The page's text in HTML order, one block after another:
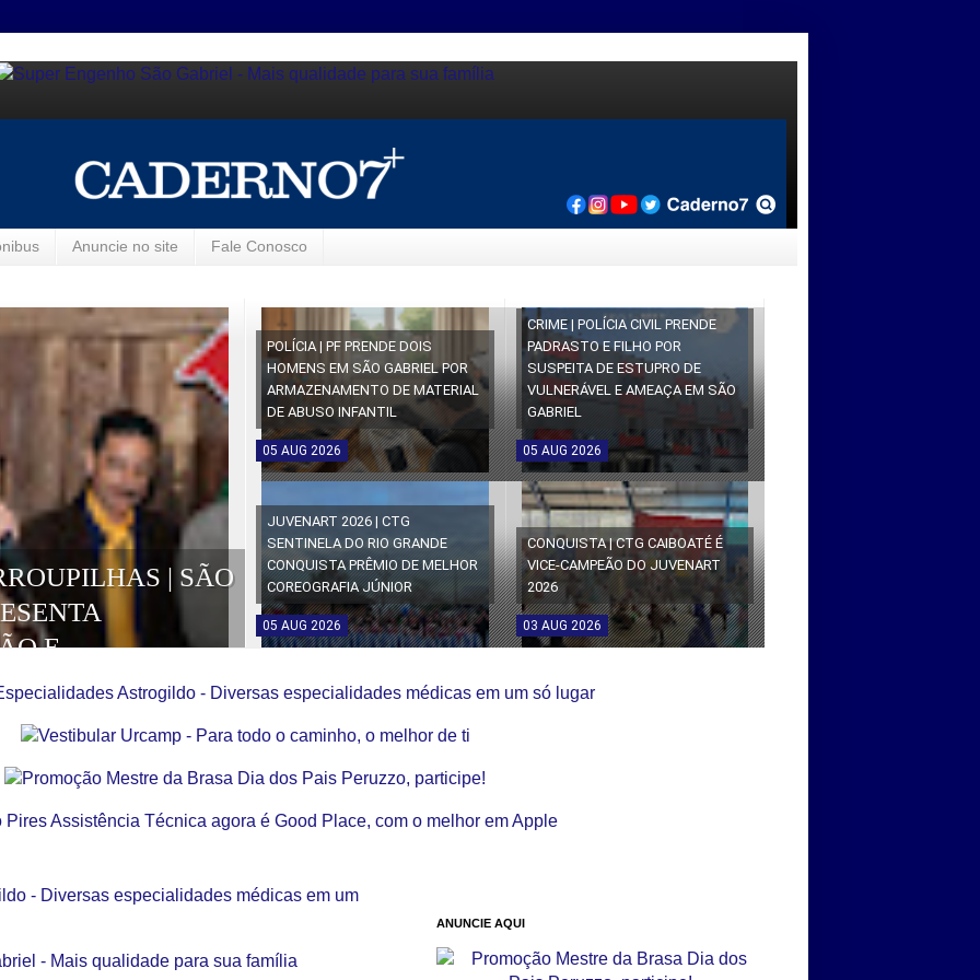
Anuncie no site Fale Conosco
| SÃO
E
DA EDIÇÃO
POLÍCIA | PF PRENDE DOIS
HOMENS EM SÃO GABRIEL POR
ARMAZENAMENTO DE MATERIAL
DE ABUSO INFANTIL
05 AUG 2026
CRIME | POLÍCIA CIVIL PRENDE
PADRASTO E FILHO POR
SUSPEITA DE ESTUPRO DE
VULNERÁVEL E AMEAÇA EM SÃO
GABRIEL
05 AUG 2026
JUVENART 2026 | CTG
SENTINELA DO RIO GRANDE
CONQUISTA PRÊMIO DE MELHOR
COREOGRAFIA JÚNIOR
05 AUG 2026
CONQUISTA | CTG CAIBOATÉ É
VICE-CAMPEÃO DO JUVENART
2026
03 AUG 2026
ANUNCIE AQUI